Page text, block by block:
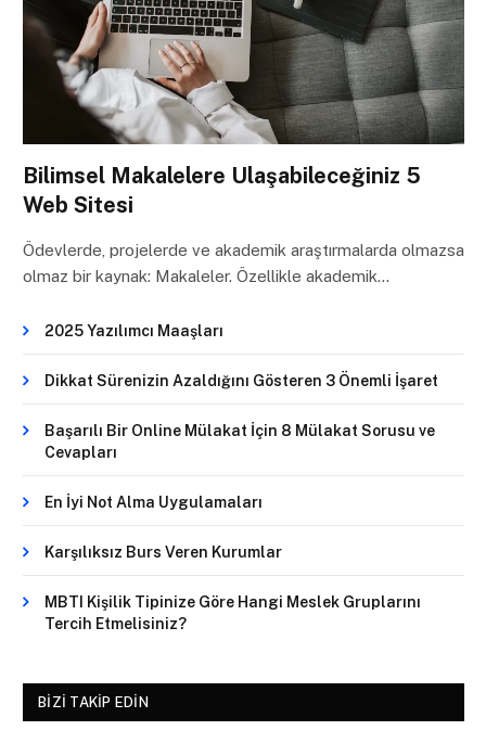
Bilimsel Makalelere Ulaşabileceğiniz 5
Web Sitesi
Ödevlerde, projelerde ve akademik araştırmalarda olmazsa
olmaz bir kaynak: Makaleler. Özellikle akademik…
2025 Yazılımcı Maaşları
Dikkat Sürenizin Azaldığını Gösteren 3 Önemli İşaret
Başarılı Bir Online Mülakat İçin 8 Mülakat Sorusu ve
Cevapları
En İyi Not Alma Uygulamaları
Karşılıksız Burs Veren Kurumlar
MBTI Kişilik Tipinize Göre Hangi Meslek Gruplarını
Tercih Etmelisiniz?
BIZI TAKIP EDIN